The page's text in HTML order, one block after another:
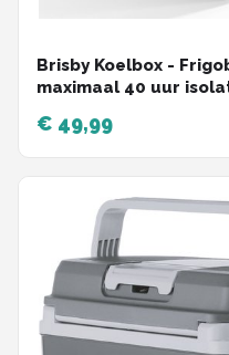
Brisby Koelbox -
maximaal 40 uur
koelelementen van
sluiting - Nieuw
vergrendeld in deksel
€ 49,99